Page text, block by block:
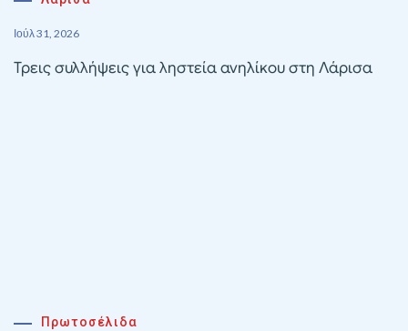
Ιούλ 31, 2026
Τρεις συλλήψεις για ληστεία ανηλίκου στη Λάρισα
Πρωτοσέλιδα